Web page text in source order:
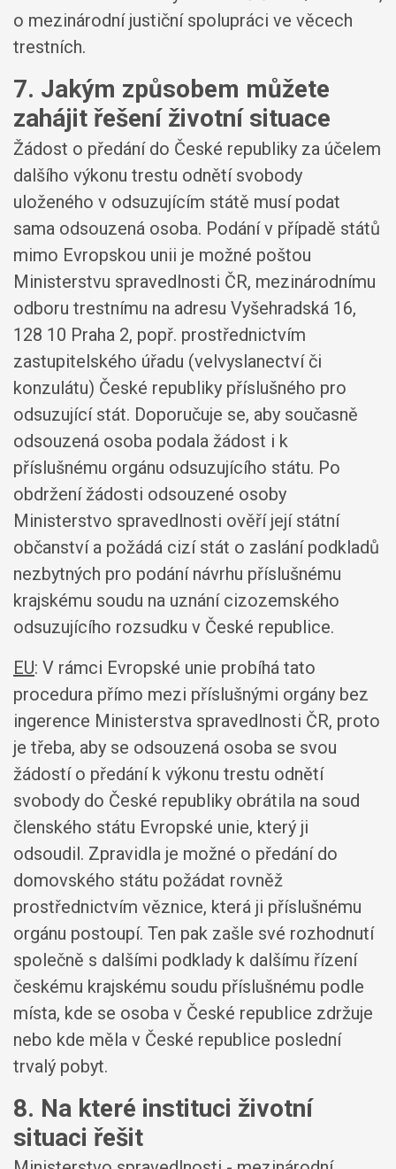
o mezinárodní justiční spolupráci ve věcech
trestních.
7. Jakým způsobem můžete
zahájit řešení životní situace
Žádost o předání do České republiky za účelem
dalšího výkonu trestu odnětí svobody
uloženého v odsuzujícím státě musí podat
sama odsouzená osoba. Podání v případě států
mimo Evropskou unii je možné poštou
Ministerstvu spravedlnosti ČR, mezinárodnímu
odboru trestnímu na adresu Vyšehradská 16,
128 10 Praha 2, popř. prostřednictvím
zastupitelského úřadu (velvyslanectví či
konzulátu) České republiky příslušného pro
odsuzující stát. Doporučuje se, aby současně
odsouzená osoba podala žádost i k
příslušnému orgánu odsuzujícího státu. Po
obdržení žádosti odsouzené osoby
Ministerstvo spravedlnosti ověří její státní
občanství a požádá cizí stát o zaslání podkladů
nezbytných pro podání návrhu příslušnému
krajskému soudu na uznání cizozemského
odsuzujícího rozsudku v České republice.
EU: V rámci Evropské unie probíhá tato
procedura přímo mezi příslušnými orgány bez
ingerence Ministerstva spravedlnosti ČR, proto
je třeba, aby se odsouzená osoba se svou
žádostí o předání k výkonu trestu odnětí
svobody do České republiky obrátila na soud
členského státu Evropské unie, který ji
odsoudil. Zpravidla je možné o předání do
domovského státu požádat rovněž
prostřednictvím věznice, která ji příslušnému
orgánu postoupí. Ten pak zašle své rozhodnutí
společně s dalšími podklady k dalšímu řízení
českému krajskému soudu příslušnému podle
místa, kde se osoba v České republice zdržuje
nebo kde měla v České republice poslední
trvalý pobyt.
8. Na které instituci životní
situaci řešit